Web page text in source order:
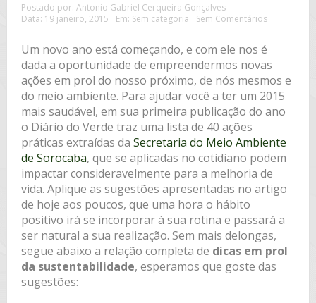
Postado por: Antonio Gabriel Cerqueira Gonçalves
Data: 19 janeiro, 2015 Em: Sem categoria Sem Comentários
Um novo ano está começando, e com ele nos é
dada a oportunidade de empreendermos novas
ações em prol do nosso próximo, de nós mesmos e
do meio ambiente. Para ajudar você a ter um 2015
mais saudável, em sua primeira publicação do ano
o Diário do Verde traz uma lista de 40 ações
práticas extraídas da Secretaria do Meio Ambiente
de Sorocaba, que se aplicadas no cotidiano podem
impactar consideravelmente para a melhoria de
vida. Aplique as sugestões apresentadas no artigo
de hoje aos poucos, que uma hora o hábito
positivo irá se incorporar à sua rotina e passará a
ser natural a sua realização. Sem mais delongas,
segue abaixo a relação completa de dicas em prol
da sustentabilidade, esperamos que goste das
sugestões: